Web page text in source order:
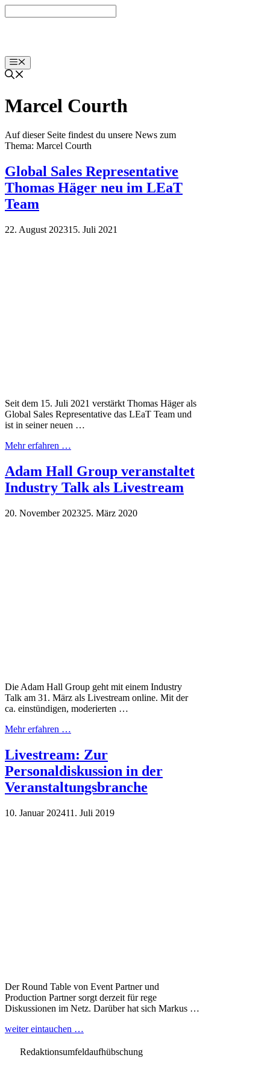
Inhalt
Menü
Marcel Courth
Auf dieser Seite findest du unsere News zum
Thema: Marcel Courth
Global Sales Representative
Thomas Häger neu im LEaT
Team
22. August 202315. Juli 2021
Seit dem 15. Juli 2021 verstärkt Thomas Häger als
Global Sales Representative das LEaT Team und
ist in seiner neuen …
Mehr erfahren …
Adam Hall Group veranstaltet
Industry Talk als Livestream
20. November 202325. März 2020
Die Adam Hall Group geht mit einem Industry
Talk am 31. März als Livestream online. Mit der
ca. einstündigen, moderierten …
Mehr erfahren …
Livestream: Zur
Personaldiskussion in der
Veranstaltungsbranche
10. Januar 202411. Juli 2019
Der Round Table von Event Partner und
Production Partner sorgt derzeit für rege
Diskussionen im Netz. Darüber hat sich Markus …
weiter eintauchen …
Redaktionsumfeldaufhübschung